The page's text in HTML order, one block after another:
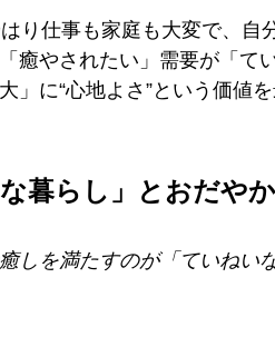
り仕事も家庭も大変で、自
癒やされたい」需要が「て
」に“心地よさ”という価値
な暮らし」とおだや
しを満たすのが「ていねい